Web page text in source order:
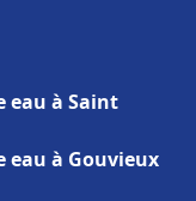
eau à Saint
à Gouvieux